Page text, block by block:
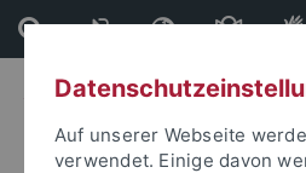
Direkt
zum
Inhalt
Direkt
zur
Fußleiste
Auf unserer Webseite
verwendet. Einige davon